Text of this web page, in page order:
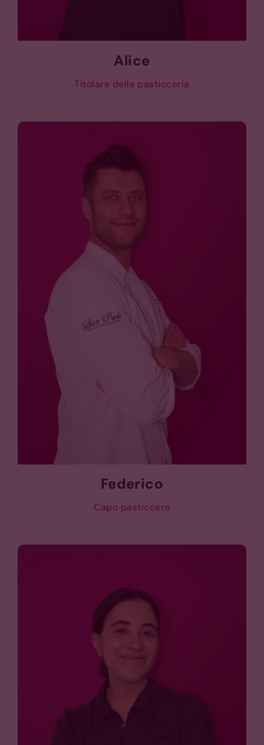
Alice
Titolare della pasticceria
Federico
Capo pasticcere